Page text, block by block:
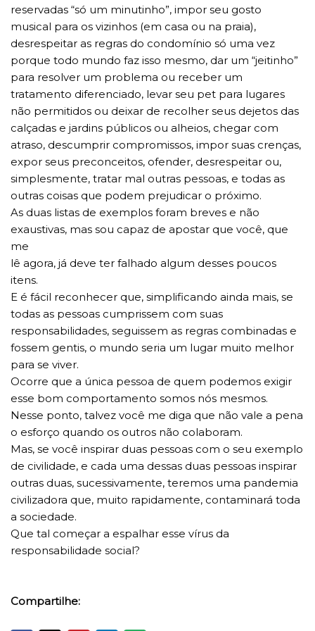
reservadas “só um minutinho”, impor seu gosto
musical para os vizinhos (em casa ou na praia),
desrespeitar as regras do condomínio só uma vez
porque todo mundo faz isso mesmo, dar um “jeitinho”
para resolver um problema ou receber um
tratamento diferenciado, levar seu pet para lugares
não permitidos ou deixar de recolher seus dejetos das
calçadas e jardins públicos ou alheios, chegar com
atraso, descumprir compromissos, impor suas crenças,
expor seus preconceitos, ofender, desrespeitar ou,
simplesmente, tratar mal outras pessoas, e todas as
outras coisas que podem prejudicar o próximo.
As duas listas de exemplos foram breves e não
exaustivas, mas sou capaz de apostar que você, que
me
lê agora, já deve ter falhado algum desses poucos
itens.
E é fácil reconhecer que, simplificando ainda mais, se
todas as pessoas cumprissem com suas
responsabilidades, seguissem as regras combinadas e
fossem gentis, o mundo seria um lugar muito melhor
para se viver.
Ocorre que a única pessoa de quem podemos exigir
esse bom comportamento somos nós mesmos.
Nesse ponto, talvez você me diga que não vale a pena
o esforço quando os outros não colaboram.
Mas, se você inspirar duas pessoas com o seu exemplo
de civilidade, e cada uma dessas duas pessoas inspirar
outras duas, sucessivamente, teremos uma pandemia
civilizadora que, muito rapidamente, contaminará toda
a sociedade.
Que tal começar a espalhar esse vírus da
responsabilidade social?
Compartilhe: